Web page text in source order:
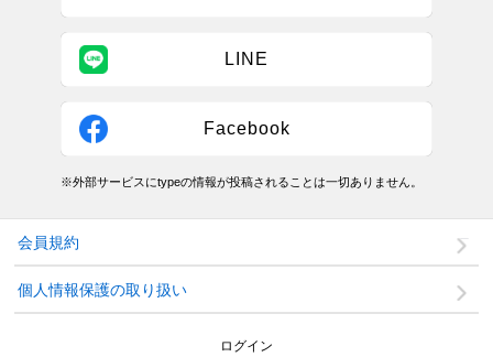
LINE
Facebook
※外部サービスにtypeの情報が投稿されることは一切ありません。
会員規約
個人情報保護の取り扱い
ログイン